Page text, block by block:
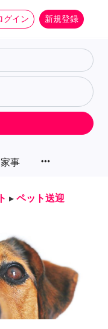
グイン 新規登録
家事 more_horiz
▸ ペット送迎